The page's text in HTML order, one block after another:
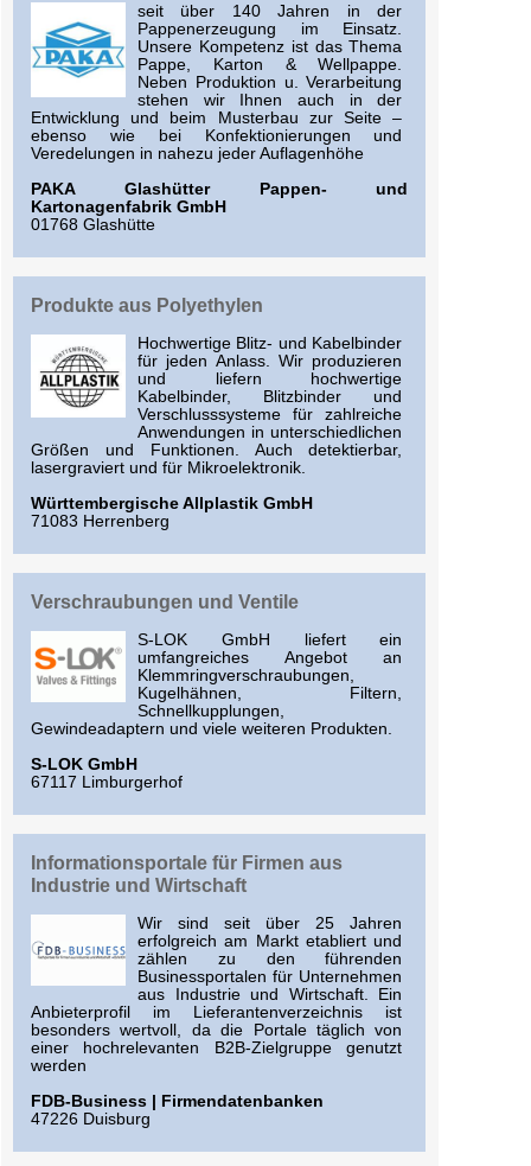
seit über 140 Jahren in der
Pappenerzeugung im Einsatz.
Unsere Kompetenz ist das Thema
Pappe, Karton & Wellpappe.
Neben Produktion u. Verarbeitung
stehen wir Ihnen auch in der
Entwicklung und beim Musterbau zur Seite –
ebenso wie bei Konfektionierungen und
Veredelungen in nahezu jeder Auflagenhöhe
PAKA Glashütter Pappen- und
Kartonagenfabrik GmbH
01768 Glashütte
Produkte aus Polyethylen
Hochwertige Blitz- und Kabelbinder
für jeden Anlass. Wir produzieren
und liefern hochwertige
Kabelbinder, Blitzbinder und
Verschlusssysteme für zahlreiche
Anwendungen in unterschiedlichen
Größen und Funktionen. Auch detektierbar,
lasergraviert und für Mikroelektronik.
Württembergische Allplastik GmbH
71083 Herrenberg
Verschraubungen und Ventile
S-LOK GmbH liefert ein
umfangreiches Angebot an
Klemmringverschraubungen,
Kugelhähnen, Filtern,
Schnellkupplungen,
Gewindeadaptern und viele weiteren Produkten.
S-LOK GmbH
67117 Limburgerhof
Informationsportale für Firmen aus
Industrie und Wirtschaft
Wir sind seit über 25 Jahren
erfolgreich am Markt etabliert und
zählen zu den führenden
Businessportalen für Unternehmen
aus Industrie und Wirtschaft. Ein
Anbieterprofil im Lieferantenverzeichnis ist
besonders wertvoll, da die Portale täglich von
einer hochrelevanten B2B-Zielgruppe genutzt
werden
FDB-Business | Firmendatenbanken
47226 Duisburg